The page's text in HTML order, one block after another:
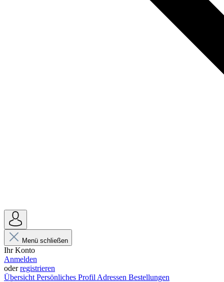
Menü schließen
Ihr Konto
Anmelden
oderregistrieren
Übersicht Persönliches Profil Adressen Bestellungen